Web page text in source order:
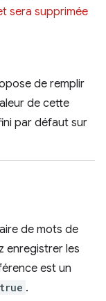
sera supprimée
de remplir
de cette
par défaut sur
de mots de
enregistrer les
est un
true .